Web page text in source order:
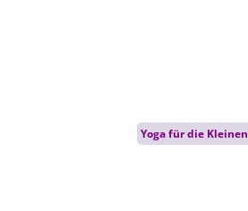
navigation
Yoga für die Kleinen